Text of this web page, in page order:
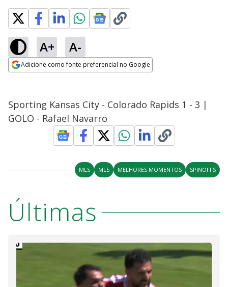
A+ A-
Adicione como fonte preferencial no Google
Sporting Kansas City - Colorado Rapids 1 - 3 |
GOLO - Rafael Navarro
MLS MLS MELHORES MOMENTOS SPINOFFS
Últimas